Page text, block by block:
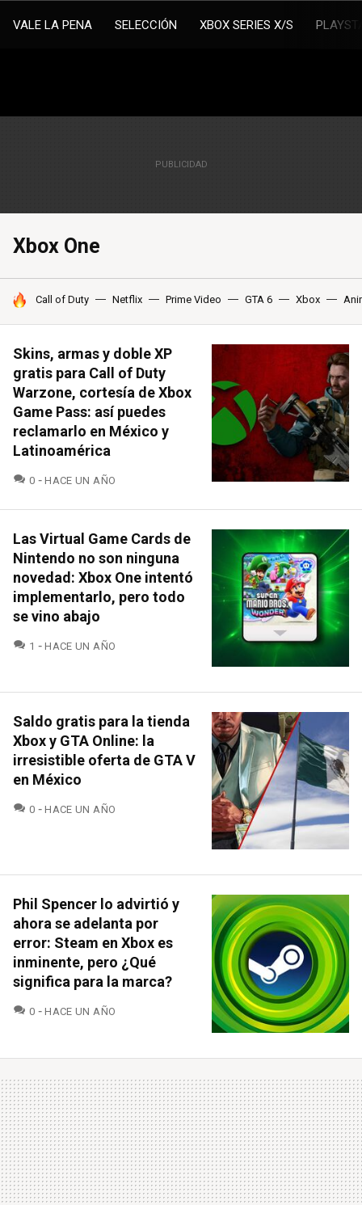
VALE LA PENA SELECCIÓN XBOX SERIES X/S
Xbox One
HOY SE HABLA DE
Call of Duty Netflix Prime Video GTA 6 Xbox
Skins, armas y doble XP
gratis para Call of Duty
Warzone, cortesía de Xbox
Game Pass: así puedes
reclamarlo en México y
Latinoamérica
0 COMENTARIOS
HACE UN AÑO
Las Virtual Game Cards de
Nintendo no son ninguna
novedad: Xbox One intentó
implementarlo, pero todo
se vino abajo
1 COMENTARIOS
HACE UN AÑO
Saldo gratis para la tienda
Xbox y GTA Online: la
irresistible oferta de GTA V
en México
0 COMENTARIOS
HACE UN AÑO
Phil Spencer lo advirtió y
ahora se adelanta por
error: Steam en Xbox es
inminente, pero ¿Qué
significa para la marca?
0 COMENTARIOS
HACE UN AÑO